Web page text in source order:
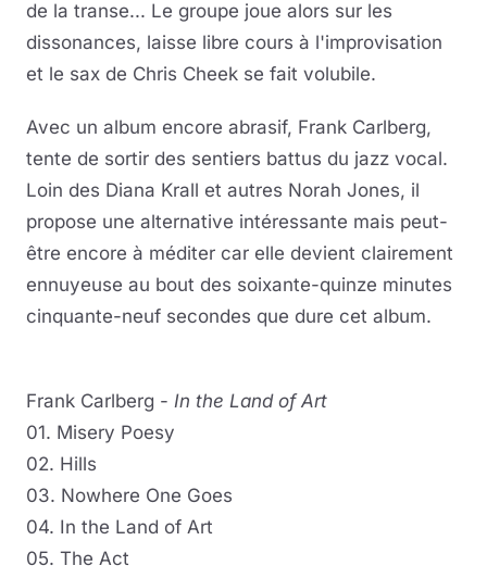
de la transe... Le groupe joue alors sur les
dissonances, laisse libre cours à l'improvisation
et le sax de Chris Cheek se fait volubile.
Avec un album encore abrasif, Frank Carlberg,
tente de sortir des sentiers battus du jazz vocal.
Loin des Diana Krall et autres Norah Jones, il
propose une alternative intéressante mais peut-
être encore à méditer car elle devient clairement
ennuyeuse au bout des soixante-quinze minutes
cinquante-neuf secondes que dure cet album.
Frank Carlberg - In the Land of Art
01. Misery Poesy
02. Hills
03. Nowhere One Goes
04. In the Land of Art
05. The Act